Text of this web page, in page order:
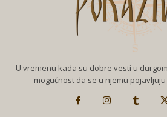
U vremenu kada su dobre vesti u
mogućnost da se u njemu